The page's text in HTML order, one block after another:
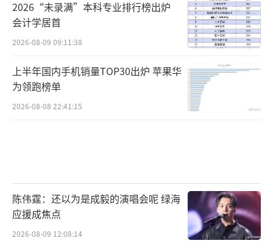
2026“未录满”本科专业排行榜出炉
会计学居首
2026-08-09 09:11:38
上半年国内手机销量TOP30出炉 苹果华
为领跑榜单
2026-08-08 22:41:15
陈伟霆：还以为是成毅的演唱会呢 绿海
应援成焦点
2026-08-09 12:08:14